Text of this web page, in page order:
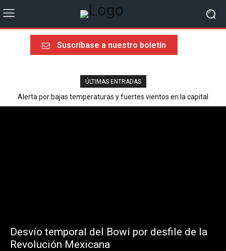
Suscríbase a nuestro boletín
ÚLTIMAS ENTRADAS
Alerta por bajas temperaturas y fuertes vientos en la capital
Desvío temporal del Bowí por desfile de la
Revolución Mexicana